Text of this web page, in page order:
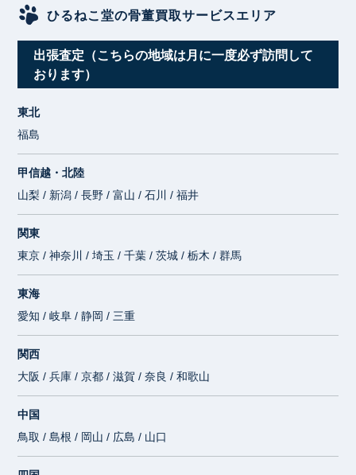
ひるねこ堂の骨董買取サービスエリア
出張査定（こちらの地域は月に一度必ず訪問して
おります）
東北
福島
甲信越・北陸
山梨 / 新潟 / 長野 / 富山 / 石川 / 福井
関東
東京 / 神奈川 / 埼玉 / 千葉 / 茨城 / 栃木 / 群馬
東海
愛知 / 岐阜 / 静岡 / 三重
関西
大阪 / 兵庫 / 京都 / 滋賀 / 奈良 / 和歌山
中国
鳥取 / 島根 / 岡山 / 広島 / 山口